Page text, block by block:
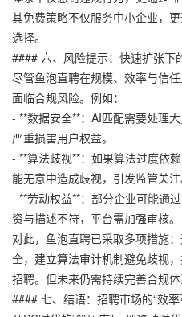
其免费策略不仅服务中小企业，
选择。
#### 六、风险提示：快速扩张下
尽管鱼泡直聘在规模、效率与信
面临合规风险。例如：
- **数据安全**：AI匹配需要处理
严重损害用户权益。
- **算法歧视**：如果算法过度依
能无意中造成歧视，引发监管关注
- **劳动权益**：部分企业可能通
资与描述不符，平台需加强审核。
对此，鱼泡直聘已采取多项措施
全，建立算法审计机制避免歧视
招聘。但未来仍需持续完善合规
#### 七、结语：招聘市场的“效